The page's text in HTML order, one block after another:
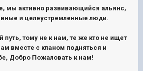
мы активно развивающийся альянс,
и целеустремленные люди.
путь, тому не к нам, те же кто не ищет
сам вместе с кланом подняться и
Добро Пожаловать к нам!